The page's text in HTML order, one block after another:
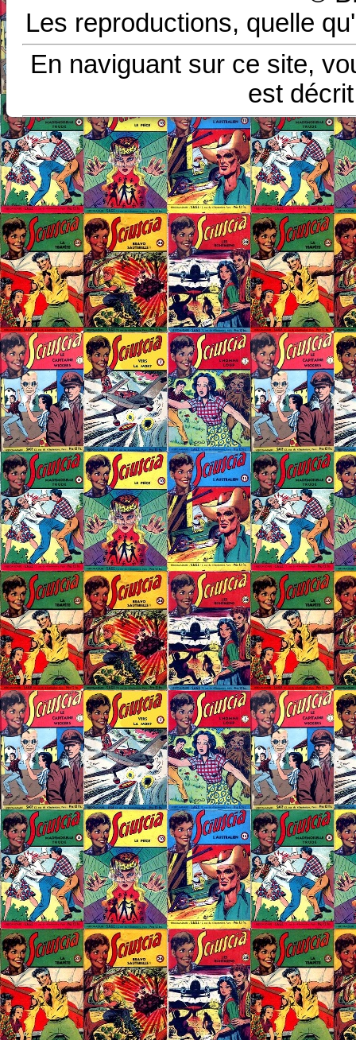
Les reproductions, quelle
En naviguant sur ce site,
est